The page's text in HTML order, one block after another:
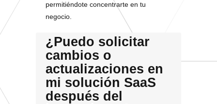
permitiéndote concentrarte en tu
negocio.
¿Puedo solicitar
cambios o
actualizaciones en
mi solución SaaS
después del